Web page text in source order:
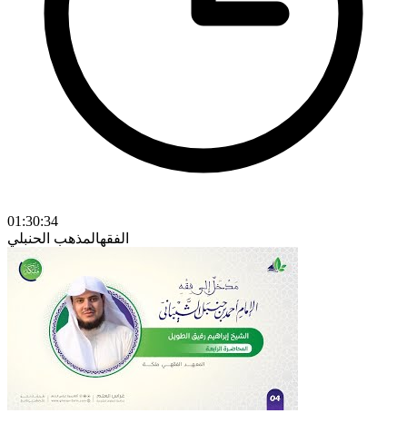
01:30:34
الفقهالمذهب الحنبلي